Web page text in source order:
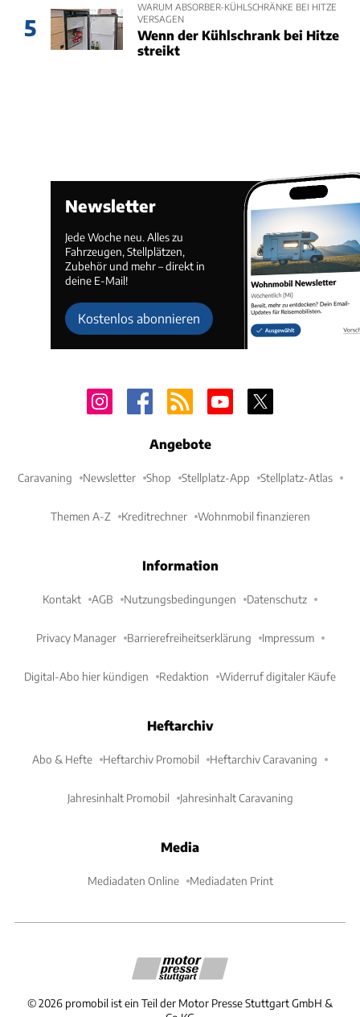
5
WARUM ABSORBER-KÜHLSCHRÄNKE BEI HITZE
VERSAGEN
Wenn der Kühlschrank bei Hitze
streikt
Newsletter
Jede Woche neu. Alles zu
Fahrzeugen, Stellplätzen,
Zubehör und mehr – direkt in
deine E-Mail!
Kostenlos abonnieren
Angebote
Caravaning Newsletter Shop Stellplatz-App Stellplatz-Atlas
Themen A-Z Kreditrechner Wohnmobil finanzieren
Information
Kontakt AGB Nutzungsbedingungen Datenschutz
Privacy Manager Barrierefreiheitserklärung Impressum
Digital-Abo hier kündigen Redaktion Widerruf digitaler Käufe
Heftarchiv
Abo & Hefte Heftarchiv Promobil Heftarchiv Caravaning
Jahresinhalt Promobil Jahresinhalt Caravaning
Media
Mediadaten Online Mediadaten Print
©2026 promobil ist ein Teil der Motor Presse Stuttgart GmbH &